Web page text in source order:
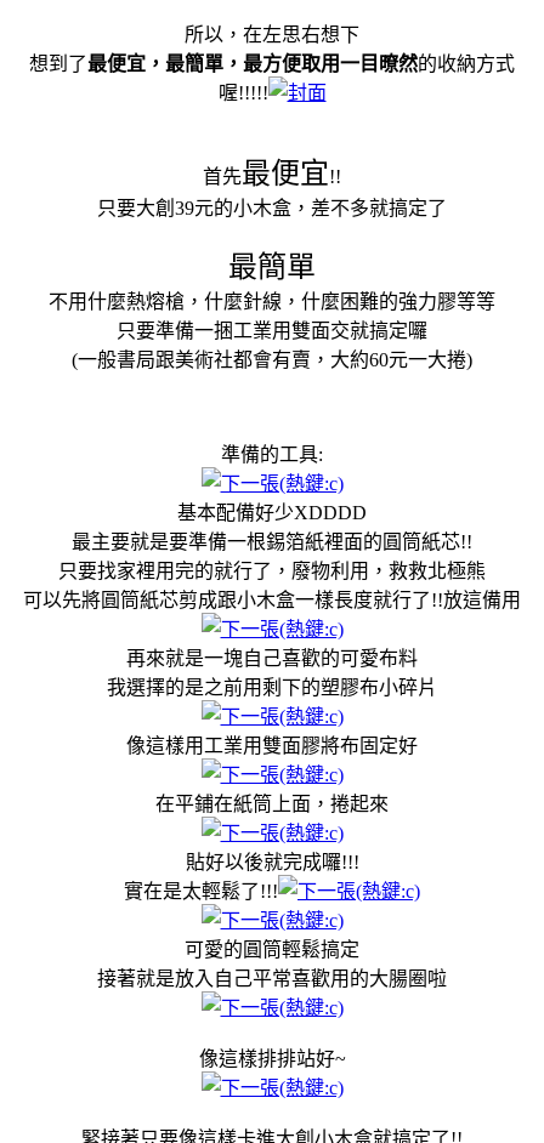
所以，在左思右想下
想到了最便宜，最簡單，最方便取用一目暸然的收納方式
喔!!!!!
首先最便宜!!
只要大創39元的小木盒，差不多就搞定了
最簡單
不用什麼熱熔槍，什麼針線，什麼困難的強力膠等等
只要準備一捆工業用雙面交就搞定囉
(一般書局跟美術社都會有賣，大約60元一大捲)
準備的工具:
基本配備好少XDDDD
最主要就是要準備一根錫箔紙裡面的圓筒紙芯!!
只要找家裡用完的就行了，廢物利用，救救北極熊
可以先將圓筒紙芯剪成跟小木盒一樣長度就行了!!放這備用
再來就是一塊自己喜歡的可愛布料
我選擇的是之前用剩下的塑膠布小碎片
像這樣用工業用雙面膠將布固定好
在平鋪在紙筒上面，捲起來
貼好以後就完成囉!!!
實在是太輕鬆了!!!
可愛的圓筒輕鬆搞定
接著就是放入自己平常喜歡用的大腸圈啦
像這樣排排站好~
緊接著只要像這樣卡進大創小木盒就搞定了!!